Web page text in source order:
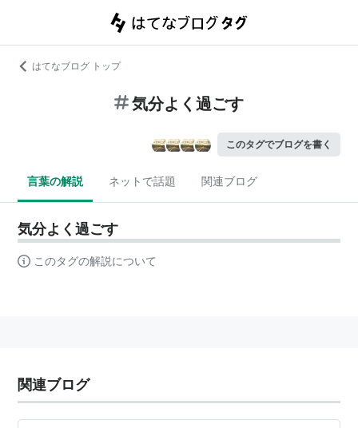
はてなブログ トップ
気分よく過ごす
このタグでブログを書く
言葉の解説 ネットで話題 関連ブログ
気分よく過ごす
このタグの解説について
関連ブログ